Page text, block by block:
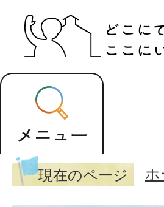
現在のページ ホ